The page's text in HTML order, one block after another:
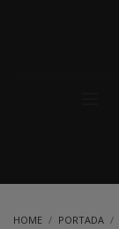
HOME PORTADA